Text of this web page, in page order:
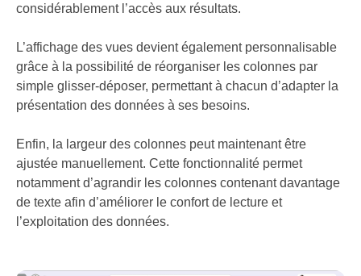
considérablement l’accès aux résultats.
L’affichage des vues devient également personnalisable
grâce à la possibilité de réorganiser les colonnes par
simple glisser-déposer, permettant à chacun d’adapter la
présentation des données à ses besoins.
Enfin, la largeur des colonnes peut maintenant être
ajustée manuellement. Cette fonctionnalité permet
notamment d’agrandir les colonnes contenant davantage
de texte afin d’améliorer le confort de lecture et
l’exploitation des données.